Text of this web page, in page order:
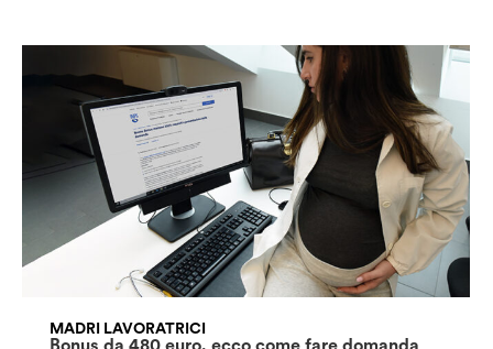
MADRI LAVORATRICI